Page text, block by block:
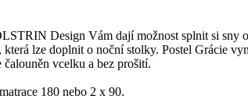
Design Vám dají možnost splnit si
lze doplnit o noční stolky. Postel Grácie
vcelku a bez prošití.
180 nebo 2 x 90.